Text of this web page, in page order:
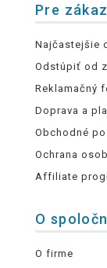
Pre
Najčastejšie
Odstúpiť od
Reklamačný
Doprava a
Obchodné
Ochrana
Affiliate
O
O firme